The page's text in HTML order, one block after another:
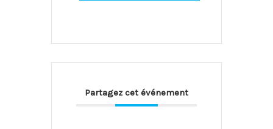
Partagez cet événement